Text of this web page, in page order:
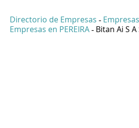
Directorio de Empresas -
Empresas en PEREIRA - Bitan Ai S A